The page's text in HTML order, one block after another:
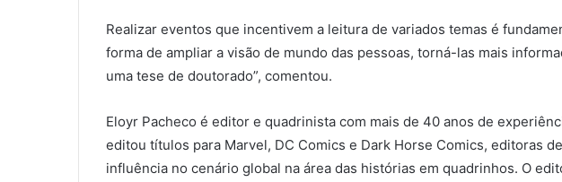
Realizar eventos que incentivem a leitura de variados temas é
forma de ampliar a visão de mundo das pessoas, torná-las mais
uma tese de doutorado”, comentou.
Eloyr Pacheco é editor e quadrinista com mais de 40 anos de
editou títulos para Marvel, DC Comics e Dark Horse Comics, editoras
influência no cenário global na área das histórias em quadrinhos. O